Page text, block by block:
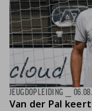
Van der Pal
JEUGDOPLEIDING